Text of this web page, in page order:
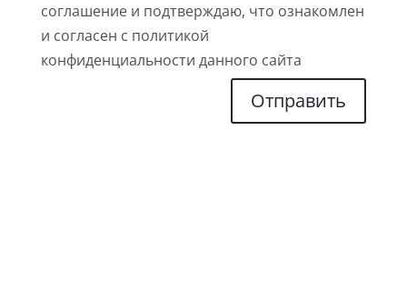
соглашение и подтверждаю, что ознакомлен
и согласен с политикой
конфиденциальности данного сайта
Отправить